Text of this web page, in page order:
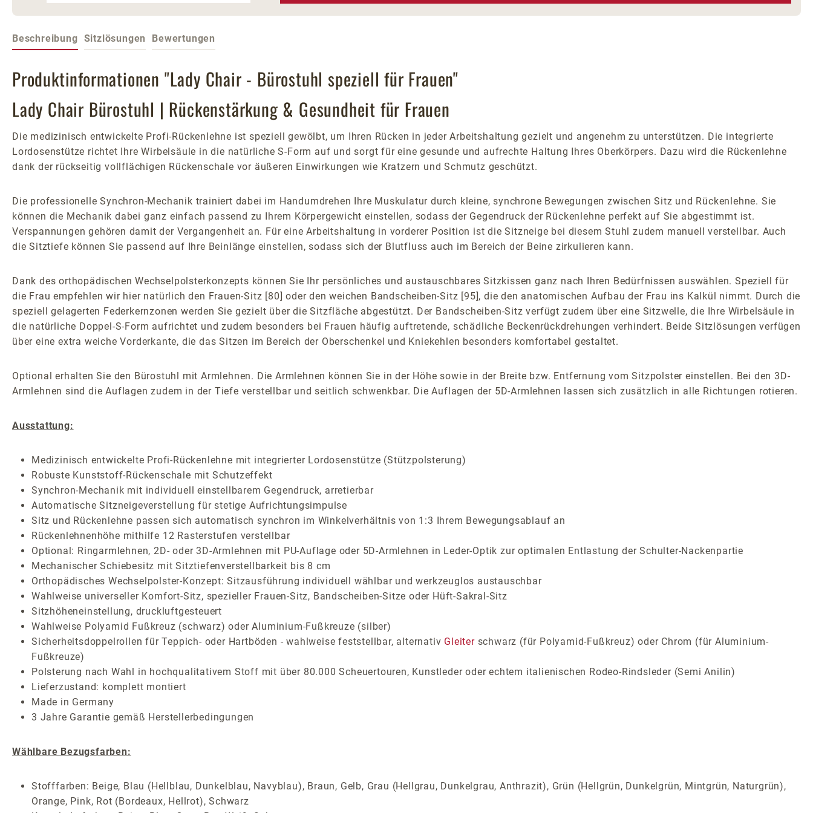
Beschreibung Sitzlösungen Bewertungen
Produktinformationen "Lady Chair - Bürostuhl speziell für Frauen"
Lady Chair Bürostuhl | Rückenstärkung & Gesundheit für Frauen
Die medizinisch entwickelte Profi-Rückenlehne ist speziell gewölbt, um Ihren Rücken in jeder Arbeitshaltung gezielt und angenehm zu unterstützen. Die integrierte
Lordosenstütze richtet Ihre Wirbelsäule in die natürliche S-Form auf und sorgt für eine gesunde und aufrechte Haltung Ihres Oberkörpers. Dazu wird die Rückenlehne
dank der rückseitig vollflächigen Rückenschale vor äußeren Einwirkungen wie Kratzern und Schmutz geschützt.
Die professionelle Synchron-Mechanik trainiert dabei im Handumdrehen Ihre Muskulatur durch kleine, synchrone Bewegungen zwischen Sitz und Rückenlehne. Sie
können die Mechanik dabei ganz einfach passend zu Ihrem Körpergewicht einstellen, sodass der Gegendruck der Rückenlehne perfekt auf Sie abgestimmt ist.
Verspannungen gehören damit der Vergangenheit an. Für eine Arbeitshaltung in vorderer Position ist die Sitzneige bei diesem Stuhl zudem manuell verstellbar. Auch
die Sitztiefe können Sie passend auf Ihre Beinlänge einstellen, sodass sich der Blutfluss auch im Bereich der Beine zirkulieren kann.
Dank des orthopädischen Wechselpolsterkonzepts können Sie Ihr persönliches und austauschbares Sitzkissen ganz nach Ihren Bedürfnissen auswählen. Speziell für
die Frau empfehlen wir hier natürlich den Frauen-Sitz [80] oder den weichen Bandscheiben-Sitz [95], die den anatomischen Aufbau der Frau ins Kalkül nimmt. Durch die
speziell gelagerten Federkernzonen werden Sie gezielt über die Sitzfläche abgestützt. Der Bandscheiben-Sitz verfügt zudem über eine Sitzwelle, die Ihre Wirbelsäule in
die natürliche Doppel-S-Form aufrichtet und zudem besonders bei Frauen häufig auftretende, schädliche Beckenrückdrehungen verhindert. Beide Sitzlösungen verfügen
über eine extra weiche Vorderkante, die das Sitzen im Bereich der Oberschenkel und Kniekehlen besonders komfortabel gestaltet.
Optional erhalten Sie den Bürostuhl mit Armlehnen. Die Armlehnen können Sie in der Höhe sowie in der Breite bzw. Entfernung vom Sitzpolster einstellen. Bei den 3D-
Armlehnen sind die Auflagen zudem in der Tiefe verstellbar und seitlich schwenkbar. Die Auflagen der 5D-Armlehnen lassen sich zusätzlich in alle Richtungen rotieren.
Ausstattung:
Medizinisch entwickelte Profi-Rückenlehne mit integrierter Lordosenstütze (Stützpolsterung)
Robuste Kunststoff-Rückenschale mit Schutzeffekt
Synchron-Mechanik mit individuell einstellbarem Gegendruck, arretierbar
Automatische Sitzneigeverstellung für stetige Aufrichtungsimpulse
Sitz und Rückenlehne passen sich automatisch synchron im Winkelverhältnis von 1:3 Ihrem Bewegungsablauf an
Rückenlehnenhöhe mithilfe 12 Rasterstufen verstellbar
Optional: Ringarmlehnen, 2D- oder 3D-Armlehnen mit PU-Auflage oder 5D-Armlehnen in Leder-Optik zur optimalen Entlastung der Schulter-Nackenpartie
Mechanischer Schiebesitz mit Sitztiefenverstellbarkeit bis 8 cm
Orthopädisches Wechselpolster-Konzept: Sitzausführung individuell wählbar und werkzeuglos austauschbar
Wahlweise universeller Komfort-Sitz, spezieller Frauen-Sitz, Bandscheiben-Sitze oder Hüft-Sakral-Sitz
Sitzhöheneinstellung, druckluftgesteuert
Wahlweise Polyamid Fußkreuz (schwarz) oder Aluminium-Fußkreuze (silber)
Sicherheitsdoppelrollen für Teppich- oder Hartböden - wahlweise feststellbar, alternativ Gleiterschwarz (für Polyamid-Fußkreuz) oder Chrom (für Aluminium-
Fußkreuze)
Polsterung nach Wahl in hochqualitativem Stoff mit über 80.000 Scheuertouren, Kunstleder oder echtem italienischen Rodeo-Rindsleder (Semi Anilin)
Lieferzustand: komplett montiert
Made in Germany
3 Jahre Garantie gemäß Herstellerbedingungen
Wählbare Bezugsfarben:
Stofffarben: Beige, Blau (Hellblau, Dunkelblau, Navyblau), Braun, Gelb, Grau (Hellgrau, Dunkelgrau, Anthrazit), Grün (Hellgrün, Dunkelgrün, Mintgrün, Naturgrün),
Orange, Pink, Rot (Bordeaux, Hellrot), Schwarz